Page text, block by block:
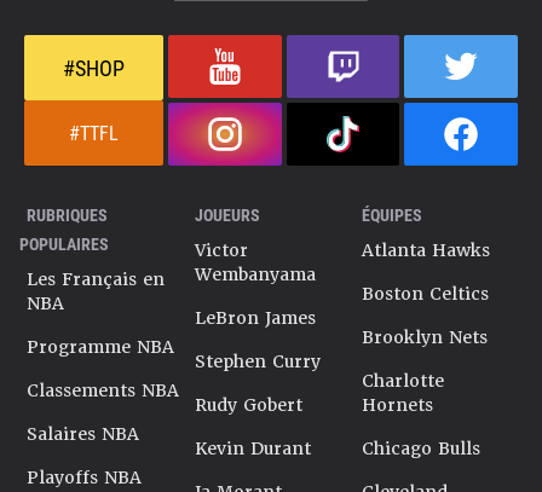
#SHOP
#TTFL
RUBRIQUES
POPULAIRES
Les Français en
NBA
Programme NBA
Classements NBA
Salaires NBA
Playoffs NBA
JOUEURS
Victor
Wembanyama
LeBron James
Stephen Curry
Rudy Gobert
Kevin Durant
ÉQUIPES
Atlanta Hawks
Boston Celtics
Brooklyn Nets
Charlotte
Hornets
Chicago Bulls